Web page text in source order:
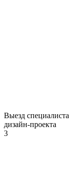
Выезд
дизайн-проекта
3